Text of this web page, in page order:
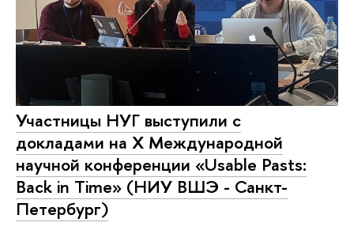
Участницы НУГ выступили с
докладами на X Международной
научной конференции «Usable Pasts:
Back in Time» (НИУ ВШЭ - Санкт-
Петербург)